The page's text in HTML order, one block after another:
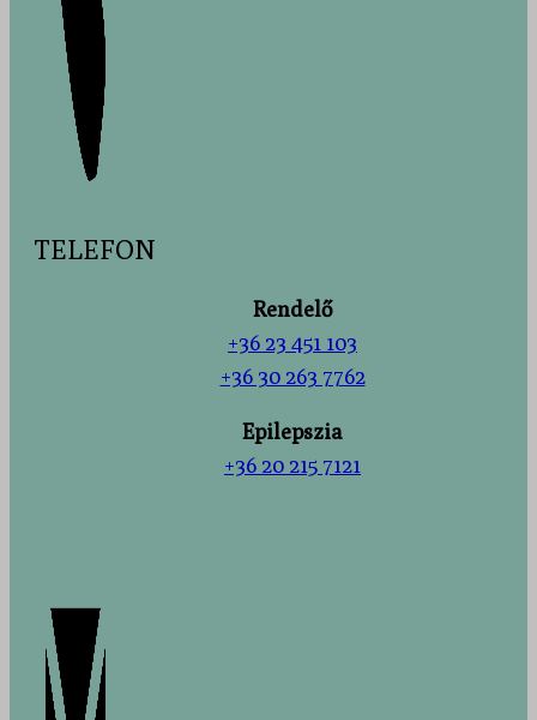
TELEFON
Rendelő
+36 23 451 103
+36 30 263 7762
Epilepszia
+36 20 215 7121